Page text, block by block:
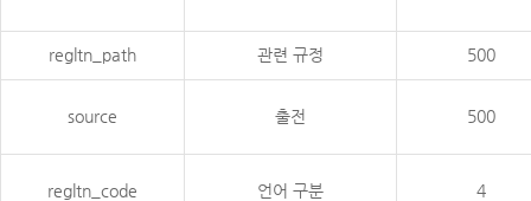
regltn_path 관련 규정 500
source 출전 500
regltn_code 언어 구분 4